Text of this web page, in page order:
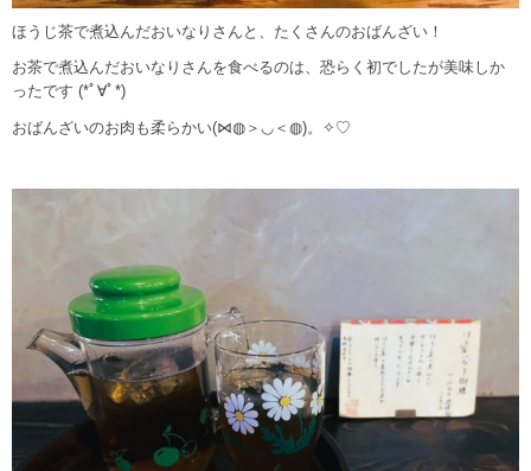
ほうじ茶で煮込んだおいなりさんと、たくさんのおばんざい！
お茶で煮込んだおいなりさんを食べるのは、恐らく初でしたが美味しか
ったです (*ﾟ∀ﾟ*)
おばんざいのお肉も柔らかい(⋈◍＞◡＜◍)。✧♡